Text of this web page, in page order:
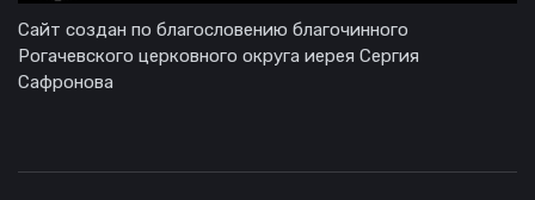
Сайт создан по благословению благочинного
Рогачевского церковного округа иерея Сергия
Сафронова